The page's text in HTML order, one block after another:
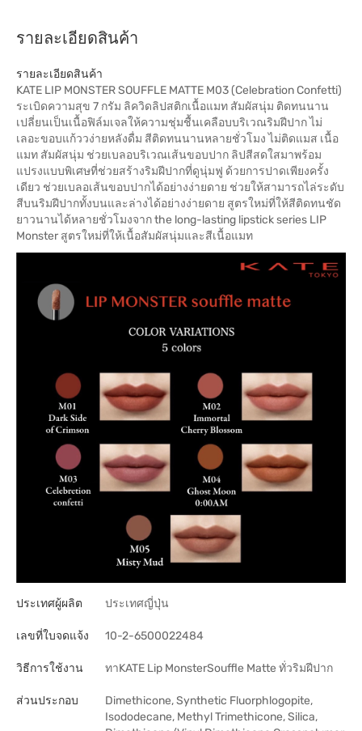
รายละเอียดสินค้า
รายละเอียดสินค้า
KATE LIP MONSTER SOUFFLE MATTE M03 (Celebration Confetti)
ระเบิดความสุข 7 กรัม ลิควิดลิปสติกเนื้อแมท สัมผัสนุ่ม ติดทนนาน
เปลี่ยนเป็นเนื้อฟิล์มเจลให้ความชุ่มชื้นเคลือบบริเวณริมฝีปาก ไม่
เลอะขอบแก้ววง่ายหลังดื่ม สีติดทนนานหลายชั่วโมง ไม่ติดแมส เนื้อ
แมท สัมผัสนุ่ม ช่วยเบลอบริเวณเส้นขอบปาก ลิปสีสดใสมาพร้อม
แปรงแบบพิเศษที่ช่วยสร้างริมฝีปากที่ดูนุ่มฟู ด้วยการปาดเพียงครั้ง
เดียว ช่วยเบลอเส้นขอบปากได้อย่างง่ายดาย ช่วยให้สามารถไล่ระดับ
สีบนริมฝีปากทั้งบนและล่างได้อย่างง่ายดาย สูตรใหม่ที่ให้สีติดทนชัด
ยาวนานได้หลายชั่วโมงจาก the long-lasting lipstick series LIP
Monster สูตรใหม่ที่ให้เนื้อสัมผัสนุ่มและสีเนื้อแมท
ประเทศผู้ผลิต ประเทศญี่ปุ่น
เลขที่ใบจดแจ้ง 10-2-6500022484
วิธีการใช้งาน ทาKATE Lip MonsterSouffle Matte ทั่วริมฝีปาก
ส่วนประกอบ
Dimethicone, Synthetic Fluorphlogopite,
Isododecane, Methyl Trimethicone, Silica,